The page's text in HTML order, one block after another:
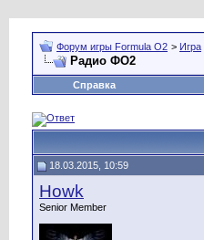
Форум игры Formula O2 > Игра
Радио ФО2
Справка
18.03.2015, 10:59
Howk
Senior Member